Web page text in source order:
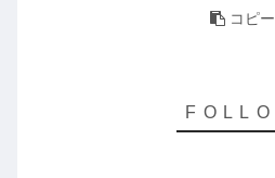
コピー